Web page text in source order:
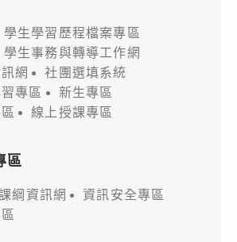
學生學習歷程檔案專區
學生事務與轉導工作網
網
社團選填系統
專區
新生專區
線上授課專區
區
綱資訊網
資訊安全專區